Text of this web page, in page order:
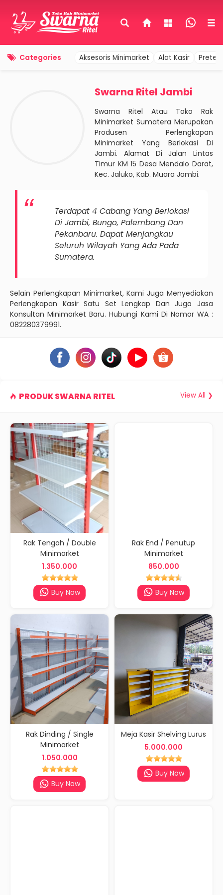
Categories Aksesoris Minimarket Alat Kasir
Swarna Ritel Jambi
Swarna Ritel Atau Toko Rak
Minimarket Sumatera Merupakan
Produsen Perlengkapan
Minimarket Yang Berlokasi Di
Jambi. Alamat Di Jalan Lintas
Timur KM 15 Desa Mendalo Darat,
Kec. Jaluko, Kab. Muara Jambi.
Terdapat 4 Cabang Yang Berlokasi
Di Jambi, Bungo, Palembang Dan
Pekanbaru. Dapat Menjangkau
Seluruh Wilayah Yang Ada Pada
Sumatera.
Selain Perlengkapan Minimarket, Kami Juga Menyediakan
Perlengkapan Kasir Satu Set Lengkap Dan Juga Jasa
Konsultan Minimarket Baru. Hubungi Kami Di Nomor WA :
082280379991.
PRODUK SWARNA RITEL
Rak Tengah / Double
Minimarket
1.350.000
Buy Now
Rak End / Penutup
Minimarket
850.000
Buy Now
Rak Dinding / Single
Minimarket
1.050.000
Buy Now
Meja Kasir Shelving Lurus
5.000.000
Buy Now
View All ❯